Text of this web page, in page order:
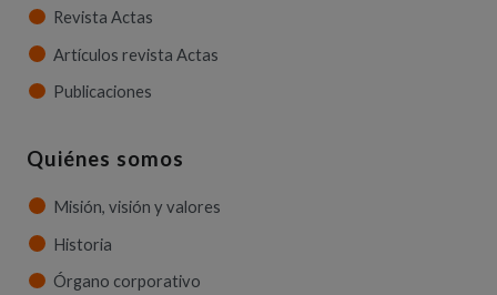
Revista Actas
Artículos revista Actas
Publicaciones
Quiénes somos
Misión, visión y valores
Historia
Órgano corporativo